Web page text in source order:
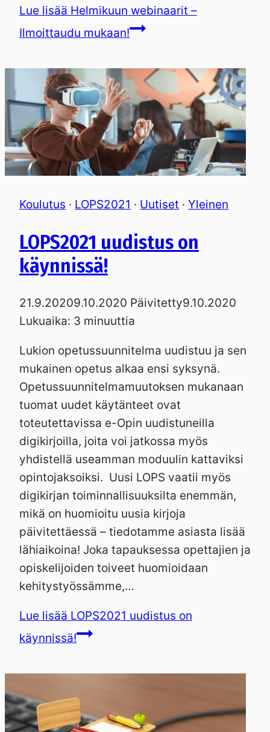
Lue lisää Helmikuun webinaarit –
Ilmoittaudu mukaan!
Koulutus · LOPS2021 · Uutiset · Yleinen
LOPS2021 uudistus on
käynnissä!
21.9.20209.10.2020 Päivitetty9.10.2020
Lukuaika: 3 minuuttia
Lukion opetussuunnitelma uudistuu ja sen
mukainen opetus alkaa ensi syksynä.
Opetussuunnitelmamuutoksen mukanaan
tuomat uudet käytänteet ovat
toteutettavissa e-Opin uudistuneilla
digikirjoilla, joita voi jatkossa myös
yhdistellä useamman moduulin kattaviksi
opintojaksoiksi. Uusi LOPS vaatii myös
digikirjan toiminnallisuuksilta enemmän,
mikä on huomioitu uusia kirjoja
päivitettäessä – tiedotamme asiasta lisää
lähiaikoina! Joka tapauksessa opettajien ja
opiskelijoiden toiveet huomioidaan
kehitystyössämme,…
Lue lisää LOPS2021 uudistus on
käynnissä!